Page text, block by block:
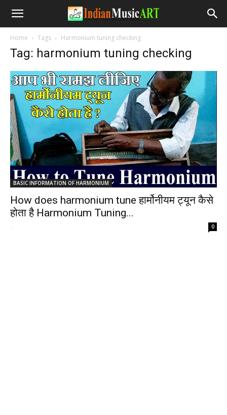
Home Tags Harmonium tuning checking
Tag: harmonium tuning checking
BASIC INFORMATION OF HARMONIUM
How does harmonium tune हार्मोनीयम ट्यून कैसे
होता है Harmonium Tuning...
- 0